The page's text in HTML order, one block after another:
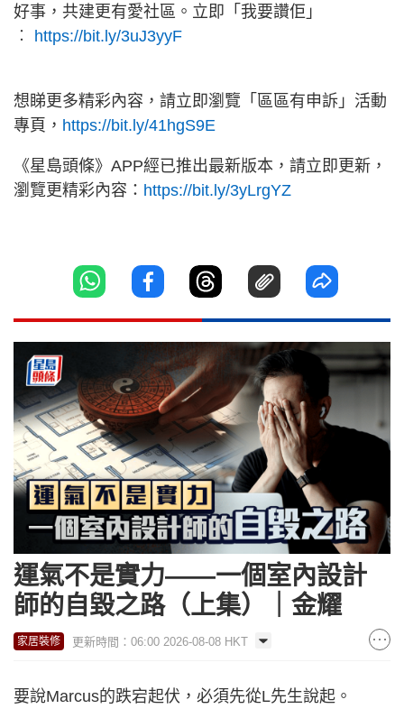
好事，共建更有愛社區。立即「我要讚佢」
︰ https://bit.ly/3uJ3yyF
想睇更多精彩內容，請立即瀏覽「區區有申訴」活動
專頁， https://bit.ly/41hgS9E
《星島頭條》APP經已推出最新版本，請立即更新，
瀏覽更精彩內容： https://bit.ly/3yLrgYZ
運氣不是實力——一個室內設計
師的自毀之路（上集）｜金耀
家居裝修 更新時間：06:00 2026-08-08 HKT
要說Marcus的跌宕起伏，必須先從L先生說起。